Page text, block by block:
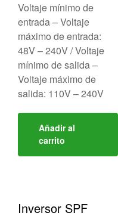
Voltaje mínimo de
entrada – Voltaje
máximo de entrada:
48V – 240V / Voltaje
mínimo de salida –
Voltaje máximo de
salida: 110V – 240V
Añadir al
carrito
Inversor SPF